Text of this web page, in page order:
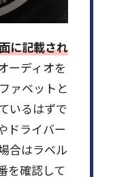
に記載され
ーディオを
ァベットと
いるはずで
ドライバー
合はラベル
を確認して